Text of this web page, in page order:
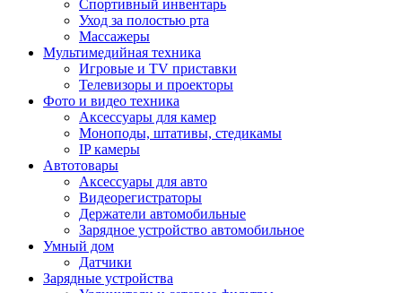
Спортивный инвентарь
Уход за полостью рта
Массажеры
Мультимедийная техника
Игровые и TV приставки
Телевизоры и проекторы
Фото и видео техника
Аксессуары для камер
Моноподы, штативы, стедикамы
IP камеры
Автотовары
Аксессуары для авто
Видеорегистраторы
Держатели автомобильные
Зарядное устройство автомобильное
Умный дом
Датчики
Зарядные устройства